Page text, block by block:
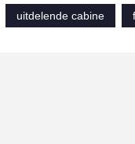
uitdelende cabine